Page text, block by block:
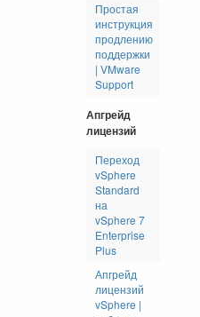
Простая
инструкция
продлению
поддержки
| VMware
Support
Апгрейд
лицензий
Переход
vSphere
Standard
на
vSphere 7
Enterprise
Plus
Апгрейд
лицензий
vSphere |